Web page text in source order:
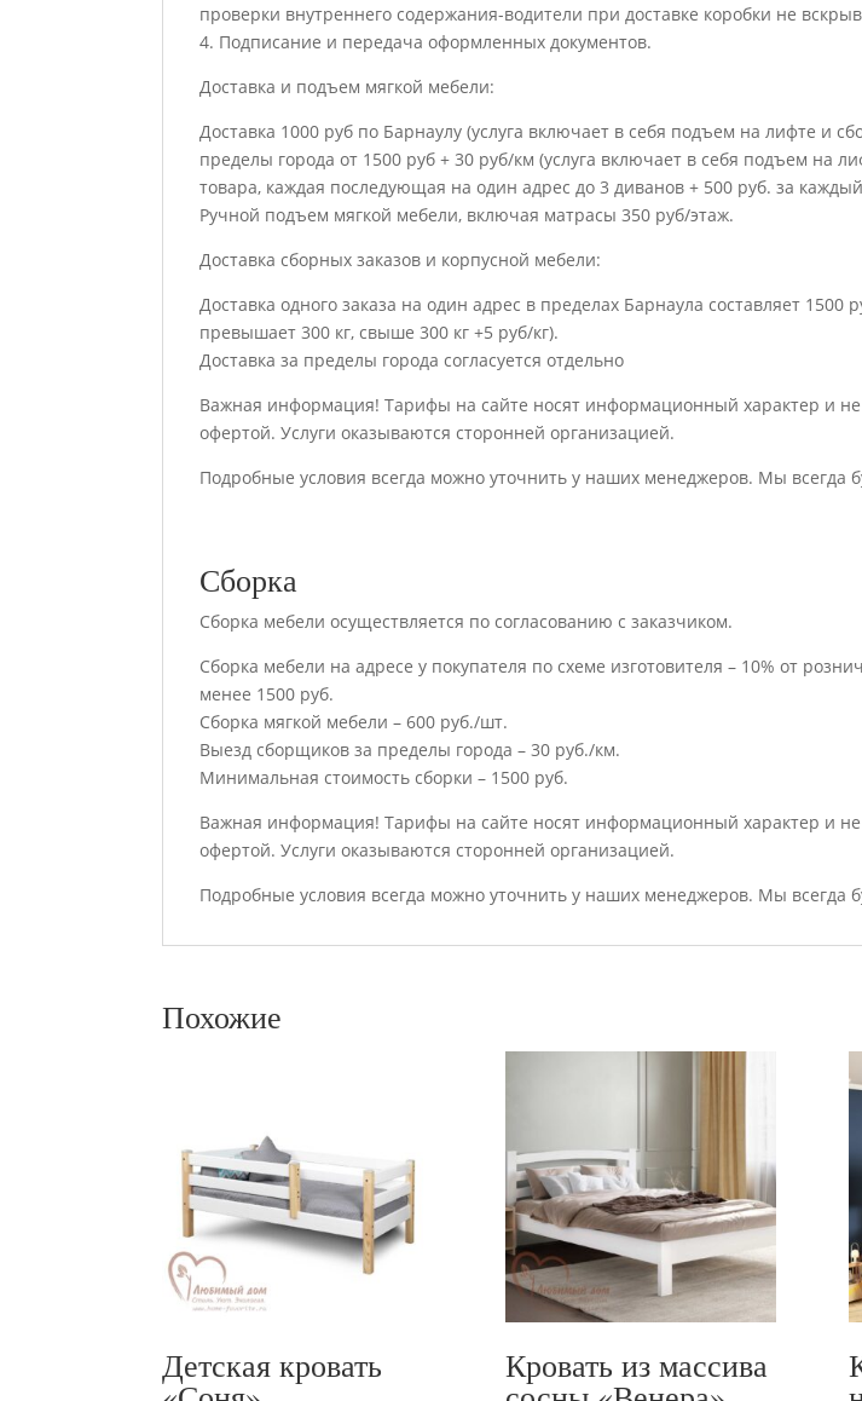
проверки внутреннего содержания-водители при доставке коробки не
4. Подписание и передача оформленных документов.
Доставка и подъем мягкой мебели:
Доставка 1000 руб по Барнаулу (услуга включает в себя подъем на лифте и
пределы города от 1500 руб + 30 руб/км (услуга включает в себя подъем на
товара, каждая последующая на один адрес до 3 диванов + 500 руб. за
Ручной подъем мягкой мебели, включая матрасы 350 руб/этаж.
Доставка сборных заказов и корпусной мебели:
Доставка одного заказа на один адрес в пределах Барнаула составляет 1500
превышает 300 кг, свыше 300 кг +5 руб/кг).
Доставка за пределы города согласуется отдельно
Важная информация! Тарифы на сайте носят информационный характер и
офертой. Услуги оказываются сторонней организацией.
Подробные условия всегда можно уточнить у наших менеджеров. Мы всегда
Сборка
Сборка мебели осуществляется по согласованию с заказчиком.
Сборка мебели на адресе у покупателя по схеме изготовителя – 10% от
менее 1500 руб.
Сборка мягкой мебели – 600 руб./шт.
Выезд сборщиков за пределы города – 30 руб./км.
Минимальная стоимость сборки – 1500 руб.
Важная информация! Тарифы на сайте носят информационный характер и
офертой. Услуги оказываются сторонней организацией.
Подробные условия всегда можно уточнить у наших менеджеров. Мы всегда
Похожие
Детская кровать Кровать из массива